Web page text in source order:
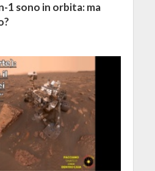
1 sono in orbita: ma